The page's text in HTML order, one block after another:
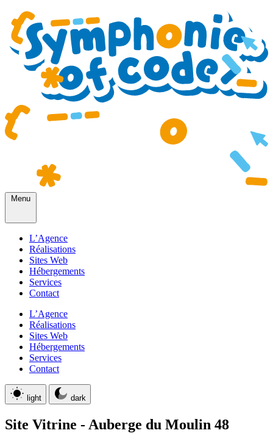
Menu
L’Agence
Réalisations
Sites Web
Hébergements
Services
Contact
L’Agence
Réalisations
Sites Web
Hébergements
Services
Contact
light dark
Site Vitrine - Auberge du Moulin 48